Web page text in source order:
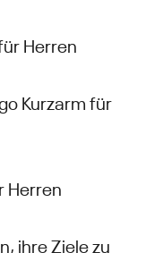
Herren
Kurzarm für
Herren
ihre Ziele zu